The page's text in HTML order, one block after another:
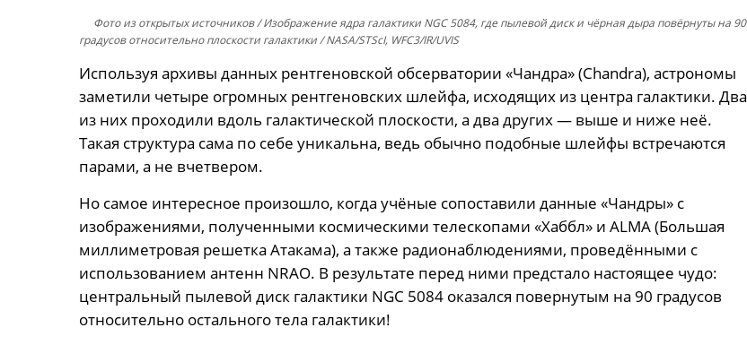
Фото из открытых источников/ Изображение ядра галактики NGC 5084, где пылевой диск и чёрная дыра повёрнуты на 90
градусов относительно плоскости галактики / NASA/STScI, WFC3/IR/UVIS
Используя архивы данных рентгеновской обсерватории «Чандра» (Chandra), астрономы
заметили четыре огромных рентгеновских шлейфа, исходящих из центра галактики. Два
из них проходили вдоль галактической плоскости, а два других — выше и ниже неё.
Такая структура сама по себе уникальна, ведь обычно подобные шлейфы встречаются
парами, а не вчетвером.
Но самое интересное произошло, когда учёные сопоставили данные «Чандры» с
изображениями, полученными космическими телескопами «Хаббл» и ALMA (Большая
миллиметровая решетка Атакама), а также радионаблюдениями, проведёнными с
использованием антенн NRAO. В результате перед ними предстало настоящее чудо:
центральный пылевой диск галактики NGC 5084 оказался повернутым на 90 градусов
относительно остального тела галактики!